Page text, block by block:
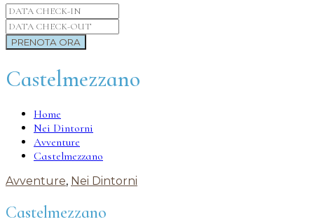
Castelmezzano
Home
Nei Dintorni
Avventure
Castelmezzano
Avventure, Nei Dintorni
Castelmezzano